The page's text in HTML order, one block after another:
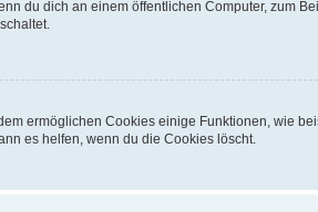
du dich an einem öffentlichen Computer, zum
ermöglichen Cookies einige Funktionen, wie
es helfen, wenn du die Cookies löscht.